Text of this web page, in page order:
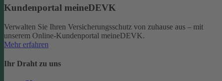
Kundenportal meineDEVK
Verwalten Sie Ihren Versicherungsschutz von zuhause aus – mit
unserem Online-Kundenportal meineDEVK.
Mehr erfahren
Ihr Draht zu uns